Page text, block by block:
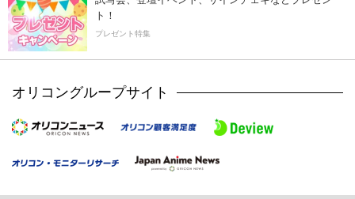
ト！
プレゼント特集
オリコングループサイト